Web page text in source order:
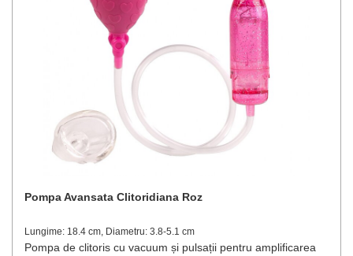
Pompa Avansata Clitoridiana Roz
Lungime: 18.4 cm, Diametru: 3.8-5.1 cm
Pompa de clitoris cu vacuum și pulsații pentru amplificarea